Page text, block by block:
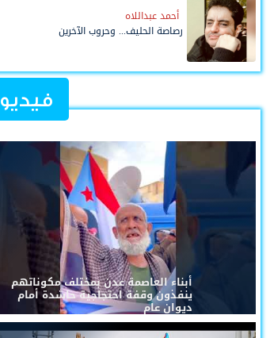
أحمد عبداللاه
رصاصة الحليف... وحروب الآخرين
فيديو
أبناء العاصمة عدن بمختلف مكوناتهم
ينفذون وقفة احتجاجية حاشدة أمام
ديوان عام